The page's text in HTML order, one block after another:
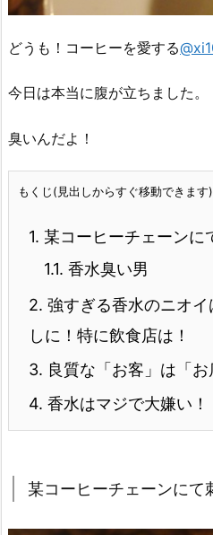
どうも！コーヒーを愛する
今日は本当に腹が立ちました。
臭いんだよ！
もくじ(見出しからすぐ移動できます)
1. 某コーヒーチェーンに
1.1. 香水臭い男
2. 強すぎる香水のニオ
しに！特に飲食店は！
3. 良質な「お客」は「
4. 香水はマジで大嫌い！
某コーヒーチェーンにて